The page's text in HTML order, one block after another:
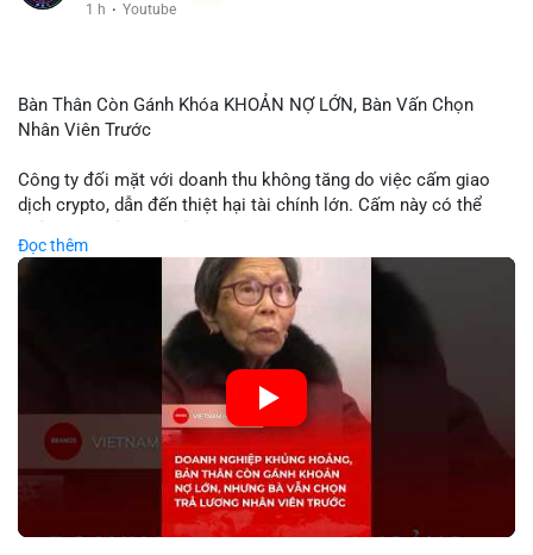
1 h · Youtube
Bàn Thân Còn Gánh Khóa KHOẢN NỢ LỚN, Bàn Vấn Chọn
Nhân Viên Trước
Công ty đối mặt với doanh thu không tăng do việc cấm giao
dịch crypto, dẫn đến thiệt hại tài chính lớn. Cấm này có thể
biến động giá digital asset. Bàn vấn chuyển hướng tập trung
vào nhân lực, cho thấy chiến lược giảm chi phí hoặc điều chỉnh
mô hình kinh doanh. Điều này có thể ảnh hưởng đến thị trường
crypto và các doanh nghiệp liên quan trong tương lai.
🎥 Xem video trực tiếp tại:
Nguồn: KIEN THUC KINH TE
Đọc thêm